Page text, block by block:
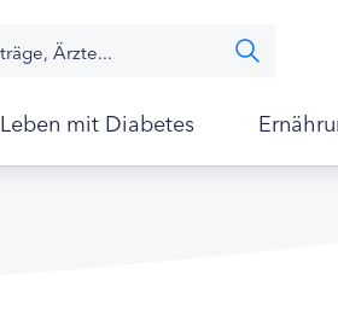
Leben mit Diabetes